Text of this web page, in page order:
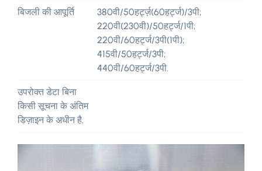
बिजली की आपूर्ति
380वी/50हर्ट्ज़(60हर्ट्ज)/3पी;
220वी(230वी)/50हर्ट्ज/1पी;
220वी/60हर्ट्ज/3पी(1पी);
415वी/50हर्ट्ज/3पी;
440वी/60हर्ट्ज/3पी.
उपरोक्त डेटा बिना
किसी सूचना के अंतिम
डिज़ाइन के अधीन है.